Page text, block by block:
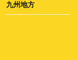
九州地方